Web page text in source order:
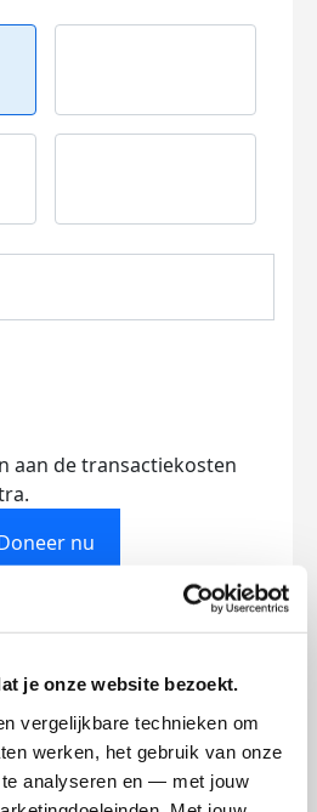
je onze website bezoekt.
vergelijkbare technieken om
werken, het gebruik van onze
analyseren en — met jouw
aan de transactiekosten
nu
Streefbedrag
€500